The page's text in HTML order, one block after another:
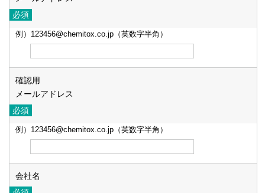
例）123456@chemitox.co.jp（英数字半角）
確認用
メールアドレス
例）123456@chemitox.co.jp（英数字半角）
会社名